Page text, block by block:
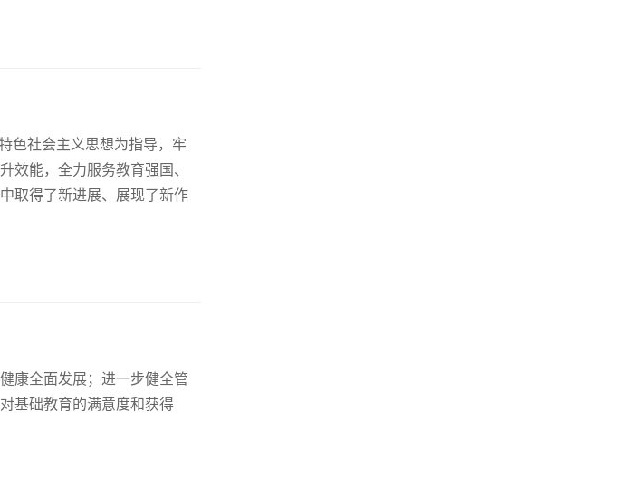
色社会主义思想为指导，牢
效能，全力服务教育强国、
取得了新进展、展现了新作
康全面发展；进一步健全管
基础教育的满意度和获得